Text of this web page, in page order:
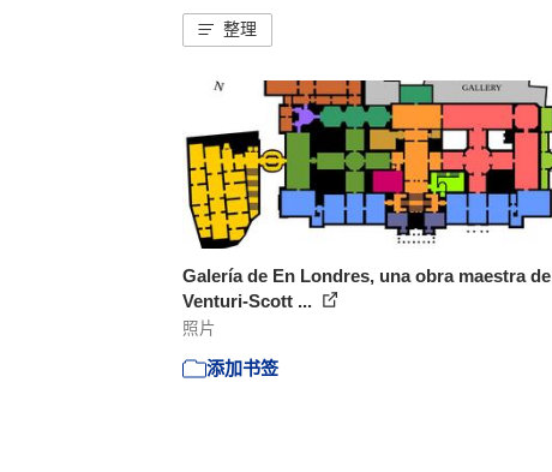
整理
Galería de En Londres, una obra maestra de
Venturi-Scott ...
照片
添加书签